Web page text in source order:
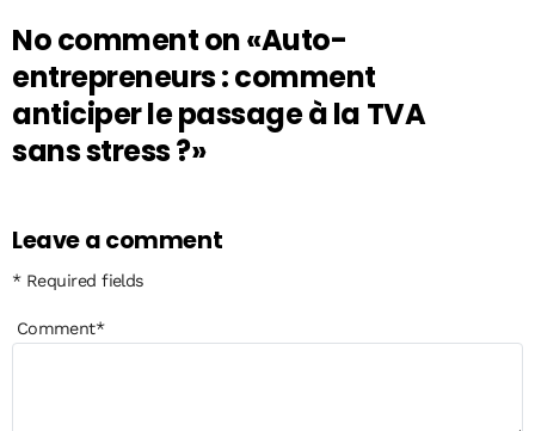
No comment on«Auto-
entrepreneurs : comment
anticiper le passage à la TVA
sans stress ?»
Leave a comment
* Required fields
Comment*